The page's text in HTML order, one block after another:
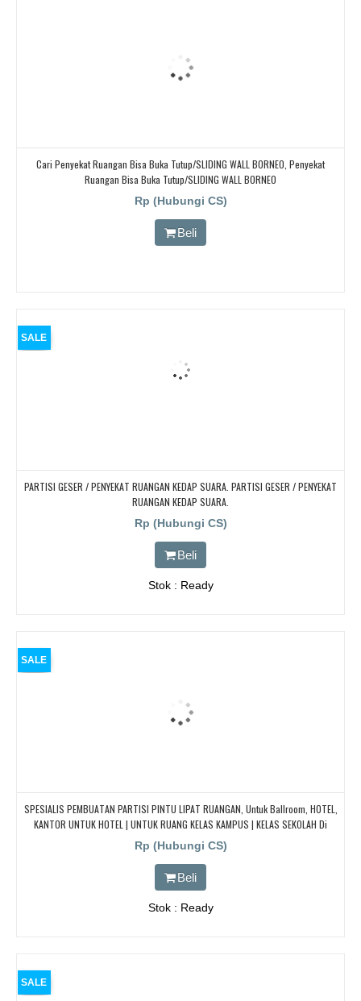
Cari Penyekat Ruangan Bisa Buka Tutup/SLIDING WALL BORNEO, Penyekat
Ruangan Bisa Buka Tutup/SLIDING WALL BORNEO
Rp (Hubungi CS)
Beli
SALE
PARTISI GESER / PENYEKAT RUANGAN KEDAP SUARA. PARTISI GESER / PENYEKAT
RUANGAN KEDAP SUARA.
Rp (Hubungi CS)
Beli
Stok : Ready
SALE
SPESIALIS PEMBUATAN PARTISI PINTU LIPAT RUANGAN, Untuk Ballroom, HOTEL,
KANTOR UNTUK HOTEL | UNTUK RUANG KELAS KAMPUS | KELAS SEKOLAH Di
BANDUNG, JAKARTA, BEKASI, TANGERANG
Rp (Hubungi CS)
Beli
Stok : Ready
SALE